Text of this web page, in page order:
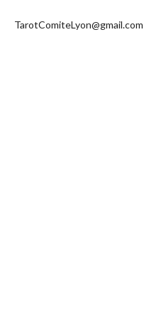
TarotComiteLyon@gmail.com